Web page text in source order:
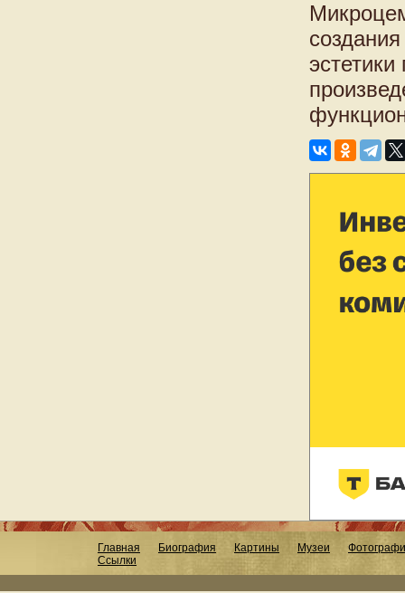
Главная Биография Картины Музеи
Ссылки